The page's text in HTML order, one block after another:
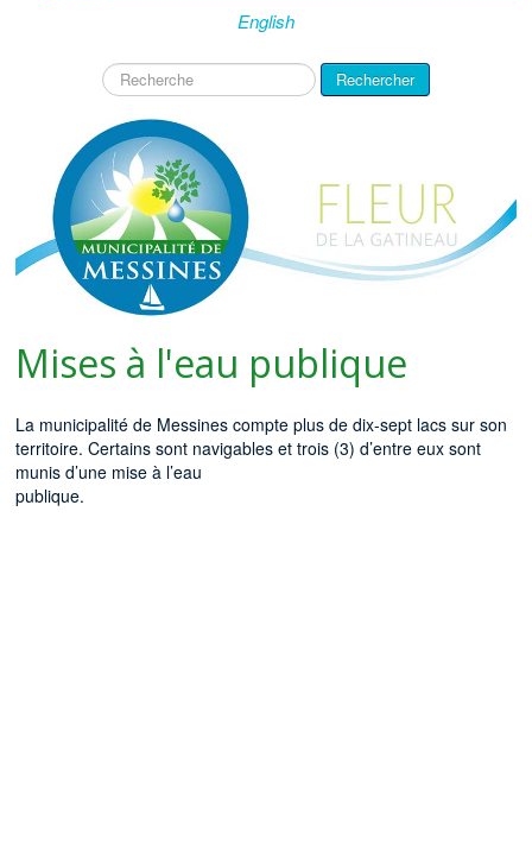
English
Rechercher Rechercher
Mises à l'eau publique
La municipalité de Messines compte plus de dix-sept lacs sur son
territoire. Certains sont navigables et trois (3) d’entre eux sont
munis d’une mise à l’eau
publique.